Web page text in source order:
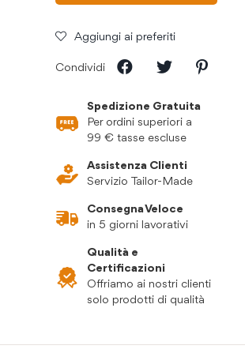
Aggiungi ai preferiti
Condividi
Spedizione Gratuita
Per ordini superiori a
99 € tasse escluse
Assistenza Clienti
Servizio Tailor-Made
Consegna Veloce
in 5 giorni lavorativi
Qualità e
Certificazioni
Offriamo ai nostri clienti
solo prodotti di qualità